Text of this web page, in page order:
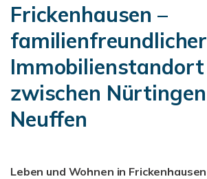
Frickenhausen –
familienfreundlicher
Immobilienstandort
zwischen
Neuffen
Leben und Wohnen in Frickenhausen